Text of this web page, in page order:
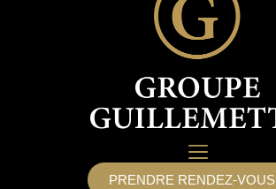
PRENDRE RENDEZ-VOUS